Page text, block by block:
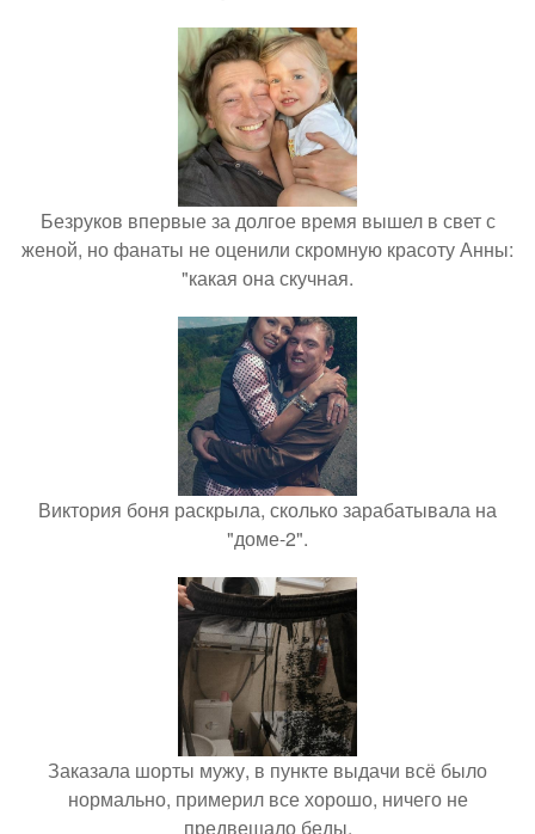
Безруков впервые за долгое время вышел в свет с
женой, но фанаты не оценили скромную красоту Анны:
"какая она скучная.
Виктория боня раскрыла, сколько зарабатывала на
"доме-2".
Заказала шорты мужу, в пункте выдачи всё было
нормально, примерил все хорошо, ничего не
предвещало беды.